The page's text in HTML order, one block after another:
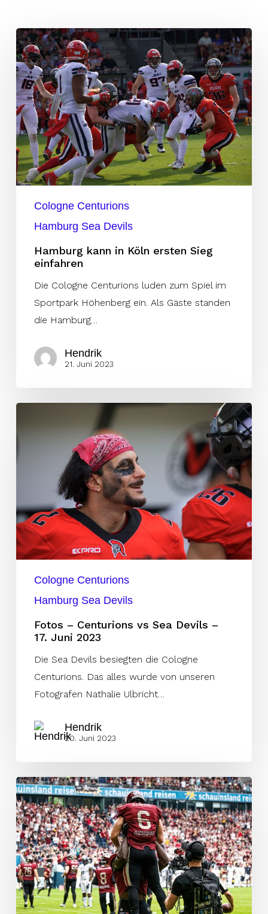
Hamburg
kann
in
Köln
ersten
Sieg
einfahren
Cologne Centurions
Hamburg Sea Devils
Hamburg kann in Köln ersten Sieg
einfahren
Die Cologne Centurions luden zum Spiel im
Sportpark Höhenberg ein. Als Gäste standen
die Hamburg…
Hendrik
21. Juni 2023
vs
–
17.
Juni
Cologne Centurions
Hamburg Sea Devils
Fotos – Centurions vs Sea Devils –
17. Juni 2023
Die Sea Devils besiegten die Cologne
Centurions. Das alles wurde von unseren
Fotografen Nathalie Ulbricht…
Hendrik
20. Juni 2023
Clark
und
van
Santen
brillieren